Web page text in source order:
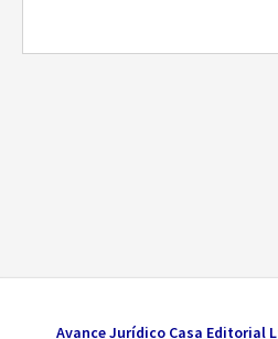
Avance Jurídico Casa Editorial